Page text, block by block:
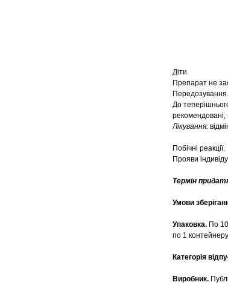
Діти.
Препарат не
Передозування.
До
рекомендовані,
Лікування:
Побічні реакції.
Прояви
Термін
Умови
Упаковка. По
по 1
Категорія
Виробник.